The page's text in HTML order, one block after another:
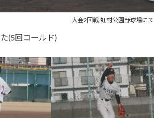
大会2回戦 虹村公園野球場にて
(5回コールド)